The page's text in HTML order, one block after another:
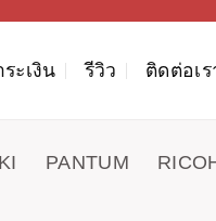
ะเงิน รีวิว ติดต่อเร
PANTUM